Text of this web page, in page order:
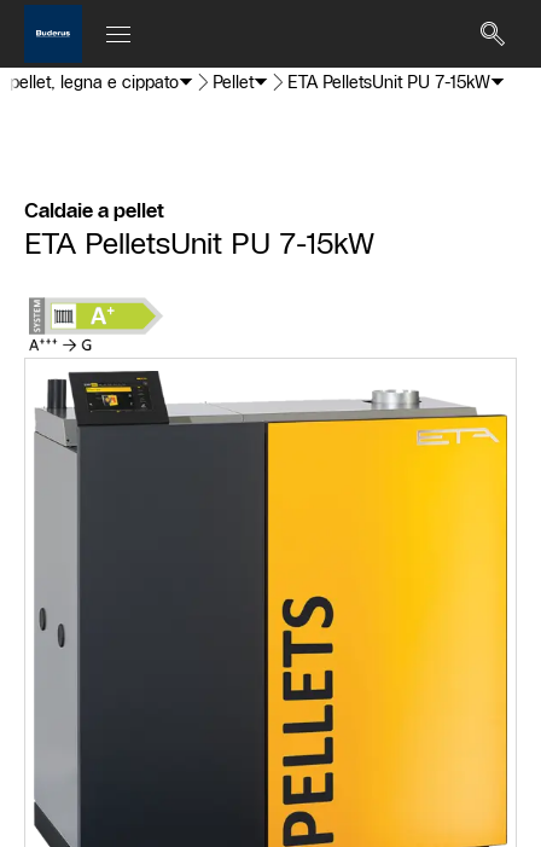
pellet, legna e cippato Pellet ETA PelletsUnit PU 7-15kW
Caldaie a pellet
ETA PelletsUnit PU 7-15kW